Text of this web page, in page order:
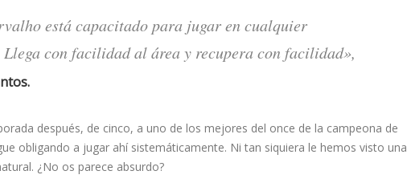
está capacitado para jugar en cualquier
Llega con facilidad al área y recupera con facilidad»,
después, de cinco, a uno de los mejores del once de la campeona de
obligando a jugar ahí sistemáticamente. Ni tan siquiera le hemos visto una
¿No os parece absurdo?